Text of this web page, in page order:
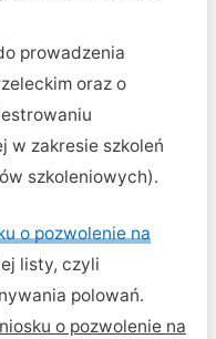
prowadzenia
oraz o
w zakresie szkoleń
szkoleniowych).
o pozwolenie na
listy, czyli
polowań.
o pozwolenie na